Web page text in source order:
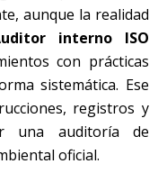
aunque la realidad
interno ISO
con prácticas
sistemática. Ese
registros y
una auditoría de
oficial.